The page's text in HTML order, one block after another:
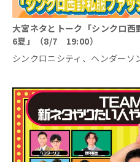
大宮ネタとトーク「シンクロ
6夏」（8/7 19:00）
シンクロニシティ、ヘンダーソ